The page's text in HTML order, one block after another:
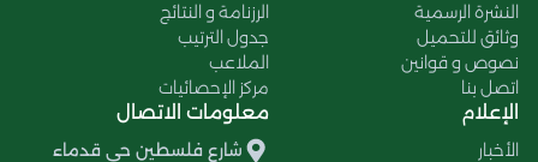
النشرة الرسمية
وثائق للتحميل
نصوص و قوانين
اتصل بنا
الرزنامة و النتائج
جدول الترتيب
الملاعب
مركز الإحصائيات
الإعلام
الأخبار
معلومات الاتصال
شارع فلسطين حي قدماء